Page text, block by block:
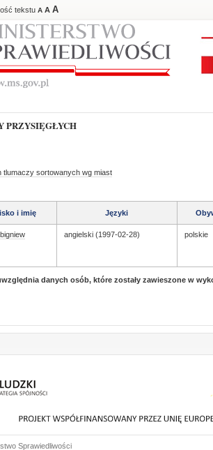
tekstu A A A
PRZYSIĘGŁYCH
tlumaczy sortowanych wg miast
i imię Języki
angielski (1997-02-28) polskie
danych osób, które zostały zawieszone w
Sprawiedliwości